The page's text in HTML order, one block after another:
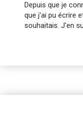
Depuis que je
que j'ai pu écrire
souhaitais. J'en